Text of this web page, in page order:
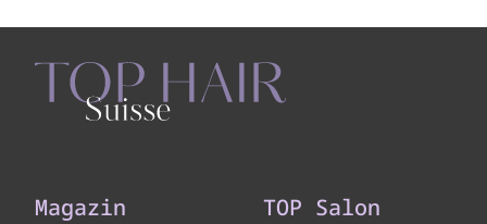
Magazin TOP Salon